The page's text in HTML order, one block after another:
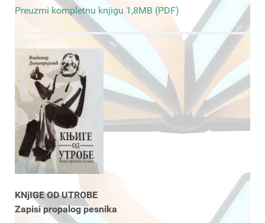
Preuzmi kompletnu knjigu 1,8MB (PDF)
KNjIGE OD UTROBE
Zapisi propalog pesnika